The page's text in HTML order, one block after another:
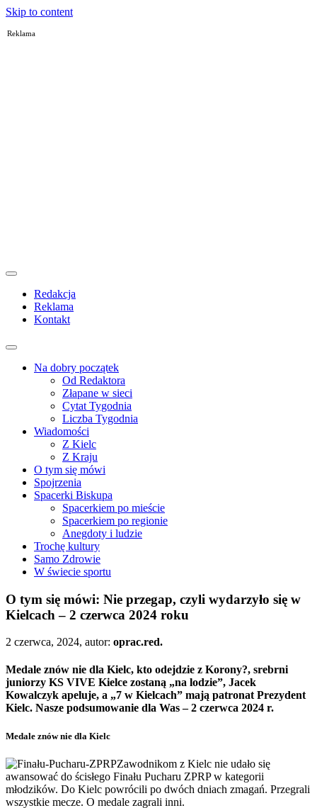
Skip to content
Reklama
Redakcja
Reklama
Kontakt
Na dobry początek
Od Redaktora
Złapane w sieci
Cytat Tygodnia
Liczba Tygodnia
Wiadomości
Z Kielc
Z Kraju
O tym się mówi
Spojrzenia
Spacerki Biskupa
Spacerkiem po mieście
Spacerkiem po regionie
Anegdoty i ludzie
Trochę kultury
Samo Zdrowie
W świecie sportu
O tym się mówi: Nie przegap, czyli wydarzyło się w
Kielcach – 2 czerwca 2024 roku
2 czerwca, 2024, autor: oprac.red.
Medale znów nie dla Kielc, kto odejdzie z Korony?, srebrni
juniorzy KS VIVE Kielce zostaną „na lodzie”, Jacek
Kowalczyk apeluje, a „7 w Kielcach” mają patronat Prezydent
Kielc. Nasze podsumowanie dla Was – 2 czerwca 2024 r.
Medale znów nie dla Kielc
Zawodnikom z Kielc nie udało się
awansować do ścisłego Finału Pucharu ZPRP w kategorii
młodzików. Do Kielc powrócili po dwóch dniach zmagań. Przegrali
wszystkie mecze. O medale zagrali inni.